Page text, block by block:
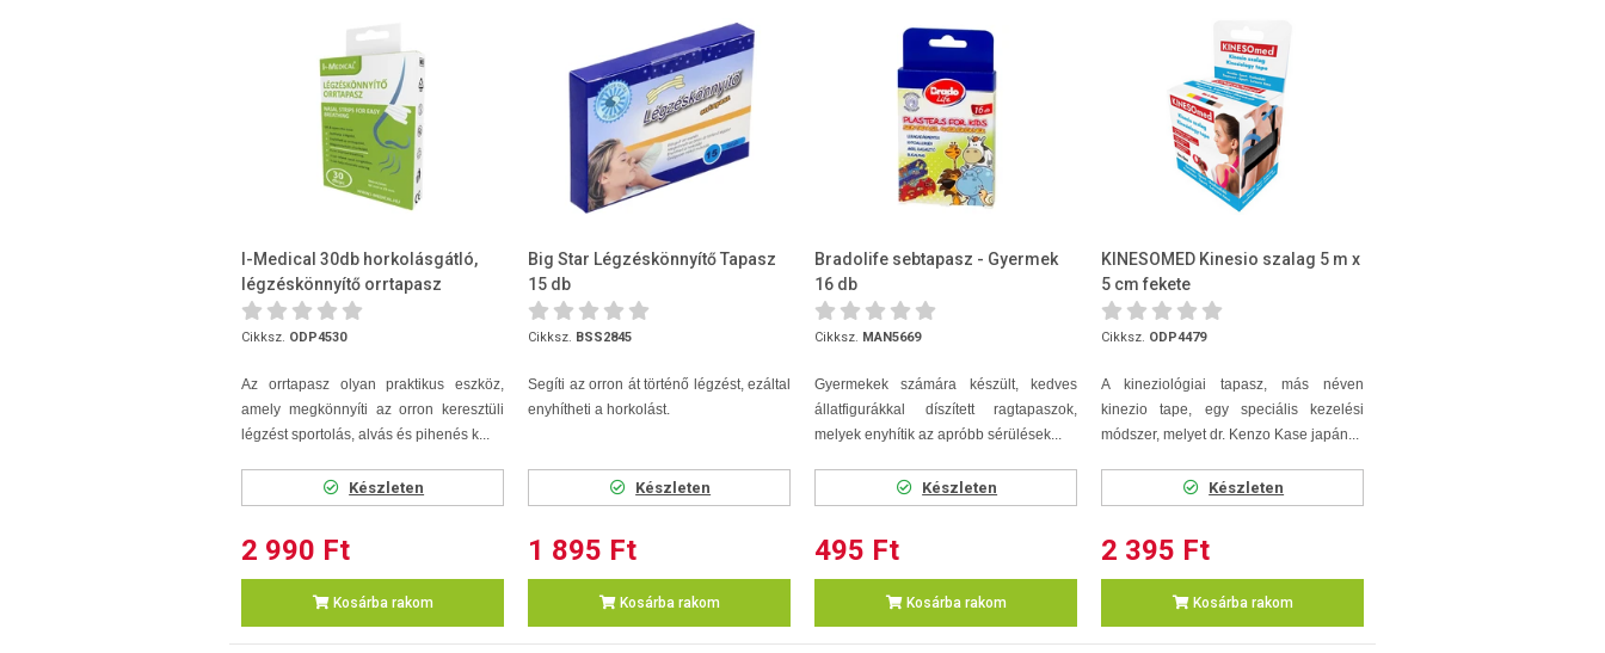
I-Medical 30db horkolásgátló,
légzéskönnyítő orrtapasz
Cikksz. ODP4530
Az orrtapasz olyan praktikus eszköz,
amely megkönnyíti az orron keresztüli
légzést sportolás, alvás és pihenés k...
Készleten
2 990 Ft
Kosárba rakom
Big Star Légzéskönnyítő Tapasz
15 db
Cikksz. BSS2845
Segíti az orron át történő légzést, ezáltal
enyhítheti a horkolást.
Készleten
1 895 Ft
Kosárba rakom
Bradolife sebtapasz - Gyermek
16 db
Cikksz. MAN5669
Gyermekek számára készült, kedves
állatfigurákkal díszített ragtapaszok,
melyek enyhítik az apróbb sérülések...
Készleten
495 Ft
Kosárba rakom
KINESOMED Kinesio szalag 5 m x
5 cm fekete
Cikksz. ODP4479
A kineziológiai tapasz, más néven
kinezio tape, egy speciális kezelési
módszer, melyet dr. Kenzo Kase japán...
Készleten
2 395 Ft
Kosárba rakom